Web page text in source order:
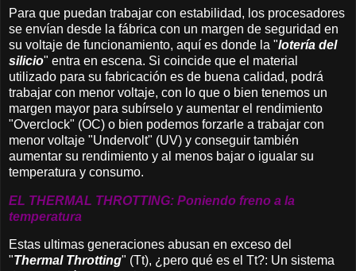
Para que puedan trabajar con estabilidad, los procesadores
se envían desde la fábrica con un margen de seguridad en
su voltaje de funcionamiento, aquí es donde la "lotería del
silicio" entra en escena. Si coincide que el material
utilizado para su fabricación es de buena calidad, podrá
trabajar con menor voltaje, con lo que o bien tenemos un
margen mayor para subírselo y aumentar el rendimiento
"Overclock" (OC) o bien podemos forzarle a trabajar con
menor voltaje "Undervolt" (UV) y conseguir también
aumentar su rendimiento y al menos bajar o igualar su
temperatura y consumo.
EL THERMAL THROTTING: Poniendo freno a la
temperatura
Estas ultimas generaciones abusan en exceso del
"Thermal Throtting" (Tt), ¿pero qué es el Tt?: Un sistema